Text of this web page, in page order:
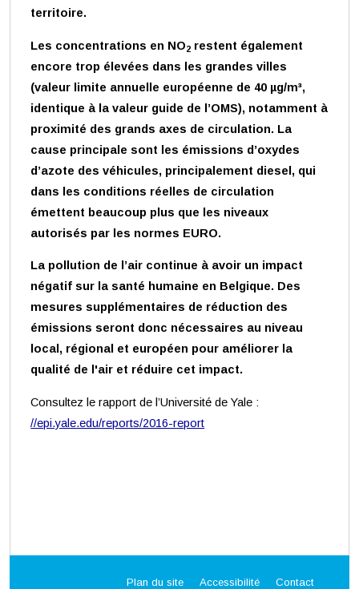
territoire.
Les concentrations en NO2 restent également
encore trop élevées dans les grandes villes
(valeur limite annuelle européenne de 40 µg/m³,
identique à la valeur guide de l’OMS), notamment à
proximité des grands axes de circulation. La
cause principale sont les émissions d’oxydes
d’azote des véhicules, principalement diesel, qui
dans les conditions réelles de circulation
émettent beaucoup plus que les niveaux
autorisés par les normes EURO.
La pollution de l’air continue à avoir un impact
négatif sur la santé humaine en Belgique. Des
mesures supplémentaires de réduction des
émissions seront donc nécessaires au niveau
local, régional et européen pour améliorer la
qualité de l'air et réduire cet impact.
Consultez le rapport de l’Université de Yale :
//epi.yale.edu/reports/2016-report
Plan du site Accessibilité Contact